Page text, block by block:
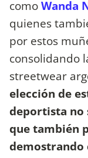
comoWanda
quienes
por estos
consolidando
streetwear
elección de
deportista no
que también
demostrando